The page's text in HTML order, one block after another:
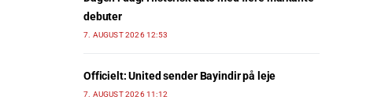
debuter
7. AUGUST 2026 12:53
Officielt: United sender Bayindir på leje
7. AUGUST 2026 11:12